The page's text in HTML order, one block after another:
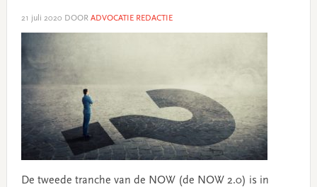
21 juli 2020 DOOR ADVOCATIE REDACTIE
De tweede tranche van de NOW (de NOW 2.0) is in